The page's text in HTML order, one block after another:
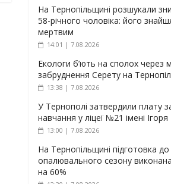
На Тернопільщині розшукали
58-річного чоловіка: його
мертвим
14:01 | 7.08.2026
Екологи б’ють на сполох через
забруднення Серету на
13:38 | 7.08.2026
У Тернополі затвердили плату
навчання у ліцеї №21 імені
13:00 | 7.08.2026
На Тернопільщині підготовка до
опалювального сезону
на 60%